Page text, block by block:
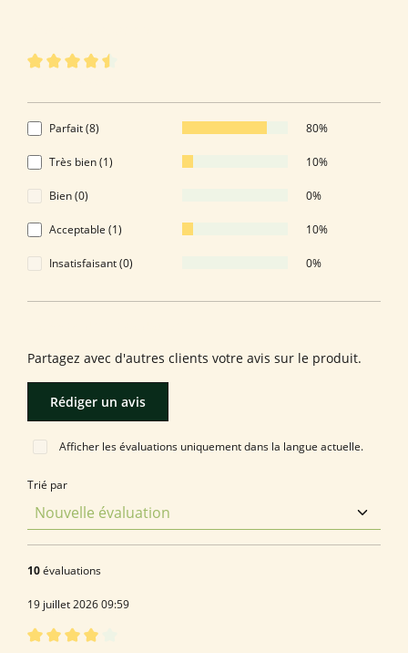
Parfait (8) 80%
Très bien (1) 10%
Bien (0) 0%
Acceptable (1) 10%
Insatisfaisant (0) 0%
Partagez avec d'autres clients votre avis sur le produit.
Rédiger un avis
Afficher les évaluations uniquement dans la langue actuelle.
Trié par
10évaluations
19 juillet 2026 09:59